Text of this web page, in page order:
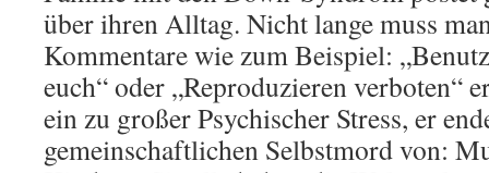
über ihren Alltag. Nicht lange muss
Kommentare wie zum Beispiel:
euch“ oder „Reproduzieren verboten“
ein zu großer Psychischer Stress, er
gemeinschaftlichen Selbstmord von: